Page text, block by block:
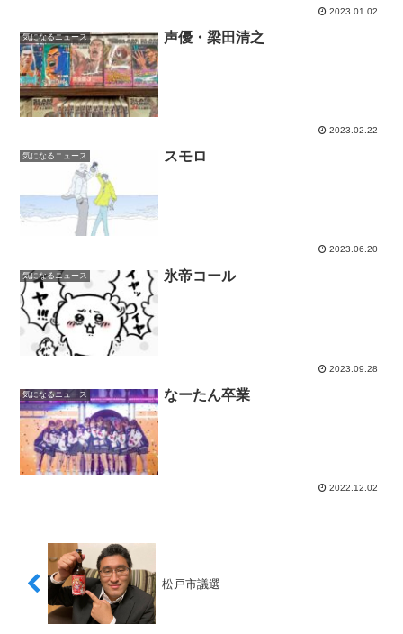
2023.01.02
気になるニュース 声優・梁田清之
2023.02.22
気になるニュース スモロ
2023.06.20
気になるニュース 氷帝コール
2023.09.28
気になるニュース なーたん卒業
2022.12.02
松戸市議選